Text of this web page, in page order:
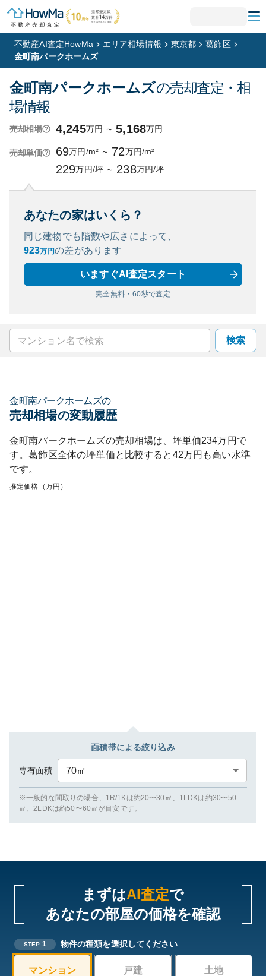
不動産AI査定HowMa エリア相場情報 東京都
葛飾区
金町南パークホームズ
金町南パークホームズの売却査定・相
場情報
売却相場 4,245万円 ～ 5,168万円
売却単価 69万円/m² ～ 72万円/m²
229万円/坪 ～ 238万円/坪
あなたの家はいくら？
同じ建物でも階数や広さによって、
923万円の差があります
いますぐAI査定スタート
完全無料・60秒で査定
検索
金町南パークホームズの
売却相場の変動履歴
金町南パークホームズの売却相場は、坪単価234万円で
す。葛飾区全体の坪単価と比較すると 42万円も高い水準
です。
推定価格（万円）
面積帯による絞り込み
専有面積 70㎡
※一般的な間取りの場合、1R/1Kは約20〜30㎡、1LDKは約30〜50
㎡、2LDKは約50〜60㎡が目安です。
まずはAI査定で
あなたの部屋の価格を確認
STEP 1 物件の種類を選択してください
マンション 戸建 土地